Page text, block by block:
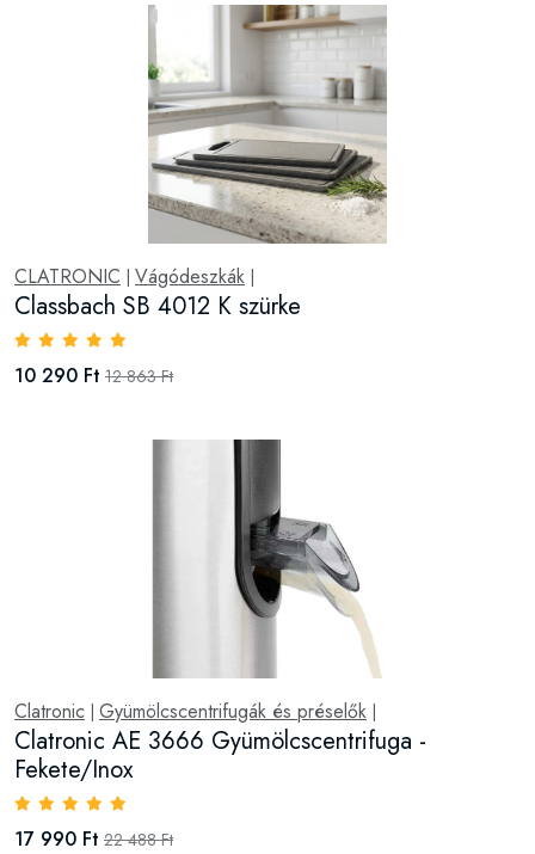
CLATRONIC Vágódeszkák
Classbach SB 4012 K szürke
10 290 Ft 12 863 Ft
Clatronic Gyümölcscentrifugák és préselők
Clatronic AE 3666 Gyümölcscentrifuga -
Fekete/Inox
17 990 Ft 22 488 Ft